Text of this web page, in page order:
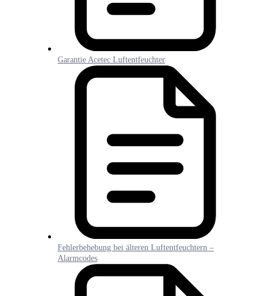
Garantie Acetec Luftentfeuchter
Fehlerbehebung bei älteren Luftentfeuchtern –
Alarmcodes